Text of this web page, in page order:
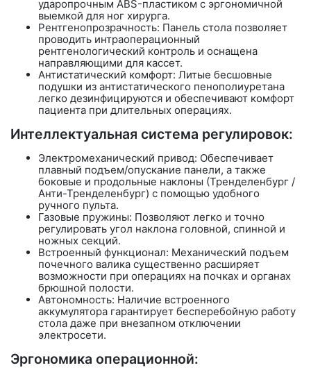
ударопрочным ABS-пластиком с эргономичной
выемкой для ног хирурга.
Рентгенопрозрачность: Панель стола позволяет
проводить интраоперационный
рентгенологический контроль и оснащена
направляющими для кассет.
Антистатический комфорт: Литые бесшовные
подушки из антистатического пенополиуретана
легко дезинфицируются и обеспечивают комфорт
пациента при длительных операциях.
Интеллектуальная система регулировок:
Электромеханический привод: Обеспечивает
плавный подъем/опускание панели, а также
боковые и продольные наклоны (Тренделенбург /
Анти-Тренделенбург) с помощью удобного
ручного пульта.
Газовые пружины: Позволяют легко и точно
регулировать угол наклона головной, спинной и
ножных секций.
Встроенный функционал: Механический подъем
почечного валика существенно расширяет
возможности при операциях на почках и органах
брюшной полости.
Автономность: Наличие встроенного
аккумулятора гарантирует бесперебойную работу
стола даже при внезапном отключении
электросети.
Эргономика операционной: